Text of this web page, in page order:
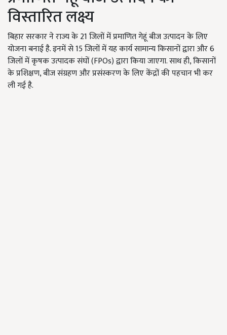
विस्तारित लक्ष्य
बिहार सरकार ने राज्य के 21 जिलों में प्रमाणित गेहूं बीज उत्पादन के लिए
योजना बनाई है. इनमें से 15 जिलों में यह कार्य सामान्य किसानों द्वारा और 6
जिलों में कृषक उत्पादक संघों (FPOs) द्वारा किया जाएगा. साथ ही, किसानों
के प्रशिक्षण, बीज संग्रहण और प्रसंस्करण के लिए केंद्रों की पहचान भी कर
ली गई है.